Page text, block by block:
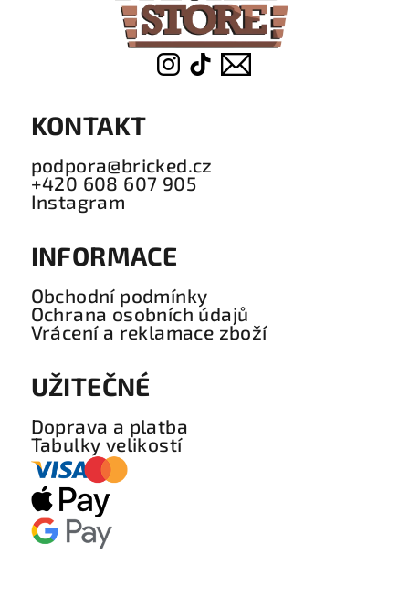
KONTAKT
podpora@bricked.cz
+420 608 607 905
Instagram
INFORMACE
Obchodní podmínky
Ochrana osobních údajů
Vrácení a reklamace zboží
UŽITEČNÉ
Doprava a platba
Tabulky velikostí